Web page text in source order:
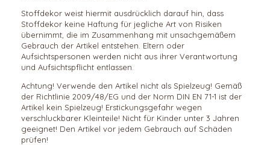
Stoffdekor weist hiermit ausdrücklich darauf hin, dass
Stoffdekor keine Haftung für jegliche Art von Risiken
übernimmt, die im Zusammenhang mit unsachgemäßem
Gebrauch der Artikel entstehen. Eltern oder
Aufsichtspersonen werden nicht aus ihrer Verantwortung
und Aufsichtspflicht entlassen.
Achtung! Verwende den Artikel nicht als Spielzeug! Gemäß
der Richtlinie 2009/48/EG und der Norm DIN EN 71-1 ist der
Artikel kein Spielzeug! Erstickungsgefahr wegen
verschluckbarer Kleinteile! Nicht für Kinder unter 3 Jahren
geeignet! Den Artikel vor jedem Gebrauch auf Schäden
prüfen!